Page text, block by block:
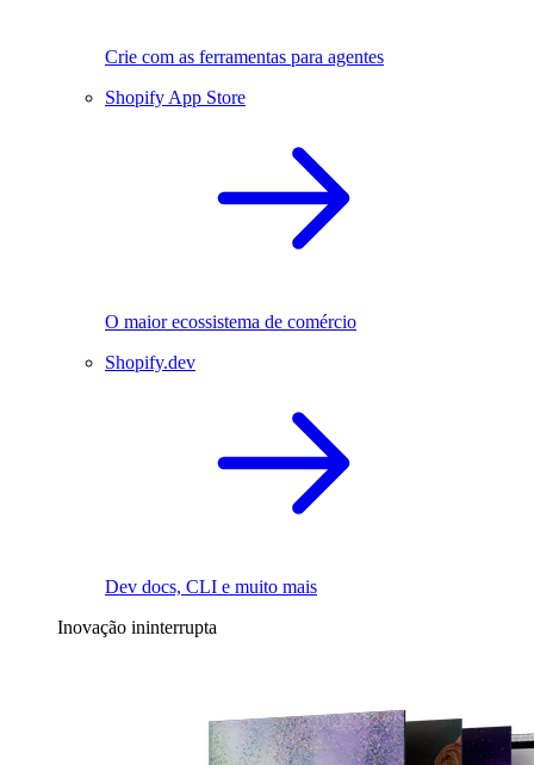
Crie com as ferramentas para agentes
Shopify App Store
O maior ecossistema de comércio
Shopify.dev
Dev docs, CLI e muito mais
Inovação ininterrupta